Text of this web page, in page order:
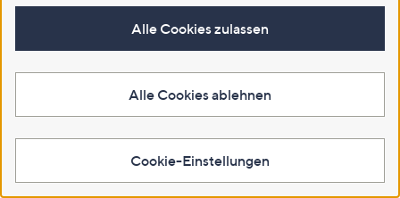
5
Bewertungen
Weitere Farben verfügbar
In den Warenkorb
€ 14,99
von Bewertungen
In den Warenkorb
Alle Cookies zulassen
Alle Cookies ablehnen
Cookie-Einstellungen